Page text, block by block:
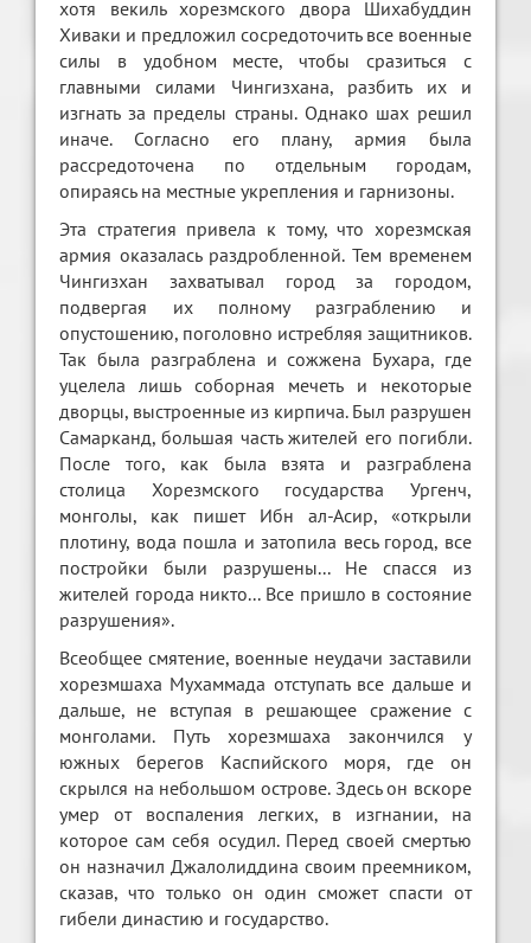
хотя векиль хорезмского двора Шихабуддин
Хиваки и предложил сосредоточить все военные
силы в удобном месте, чтобы сразиться с
главными силами Чингизхана, разбить их и
изгнать за пределы страны. Однако шах решил
иначе. Согласно его плану, армия была
рассредоточена по отдельным городам,
опираясь на местные укрепления и гарнизоны.
Эта стратегия привела к тому, что хорезмская
армия оказалась раздробленной. Тем временем
Чингизхан захватывал город за городом,
подвергая их полному разграблению и
опустошению, поголовно истребляя защитников.
Так была разграблена и сожжена Бухара, где
уцелела лишь соборная мечеть и некоторые
дворцы, выстроенные из кирпича. Был разрушен
Самарканд, большая часть жителей его погибли.
После того, как была взята и разграблена
столица Хорезмского государства Ургенч,
монголы, как пишет Ибн ал-Асир, «открыли
плотину, вода пошла и затопила весь город, все
постройки были разрушены... Не спасся из
жителей города никто... Все пришло в состояние
разрушения».
Всеобщее смятение, военные неудачи заставили
хорезмшаха Мухаммада отступать все дальше и
дальше, не вступая в решающее сражение с
монголами. Путь хорезмшаха закончился у
южных берегов Каспийского моря, где он
скрылся на небольшом острове. Здесь он вскоре
умер от воспаления легких, в изгнании, на
которое сам себя осудил. Перед своей смертью
он назначил Джалолиддина своим преемником,
сказав, что только он один сможет спасти от
гибели династию и государство.